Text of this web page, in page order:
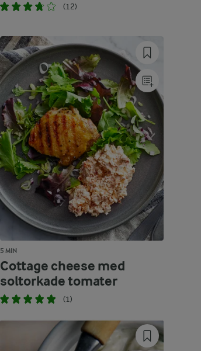
(12)
5 MIN
Cottage cheese med
soltorkade tomater
(1)